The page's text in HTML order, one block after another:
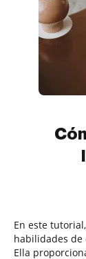
En este
habilidades de
Ella